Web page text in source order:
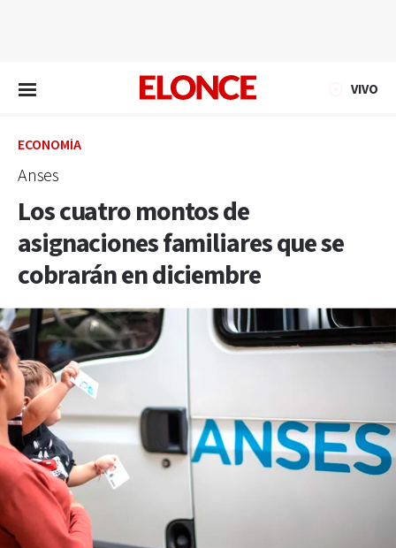
VIVO
ECONOMÍA
Anses
Los cuatro montos de
asignaciones familiares que se
cobrarán en diciembre